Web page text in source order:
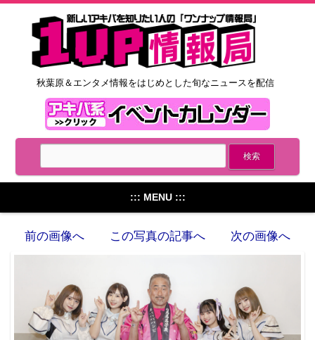
秋葉原＆エンタメ情報をはじめとした旬なニュースを配信
::: MENU :::
前の画像へ この写真の記事へ 次の画像へ